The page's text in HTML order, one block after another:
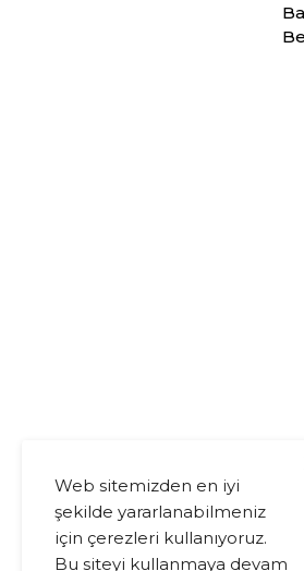
Web sitemizden en iyi
şekilde yararlanabilmeniz
için çerezleri kullanıyoruz.
Bu siteyi kullanmaya devam